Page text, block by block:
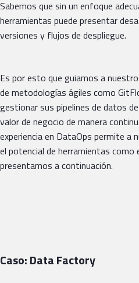
Sabemos que sin un enfoque
herramientas puede presentar
versiones y flujos de despliegue.
Es por esto que guiamos a
de metodologías ágiles como
gestionar sus pipelines de datos
valor de negocio de manera
experiencia en DataOps permite a
el potencial de herramientas como
presentamos a continuación.
Caso: Data Factory